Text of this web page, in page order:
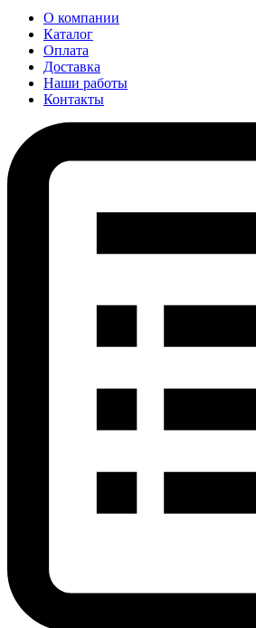
О компании
Каталог
Оплата
Доставка
Наши работы
Контакты